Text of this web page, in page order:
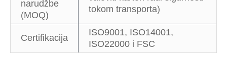
narudžbe
(MOQ)
tokom transporta)
Certifikacija
ISO9001, ISO14001,
ISO22000 i FSC